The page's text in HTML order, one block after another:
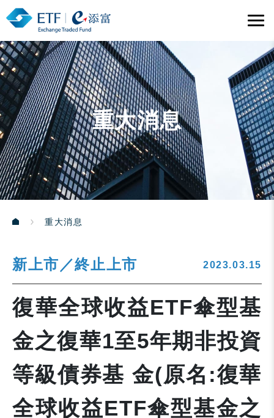
重大消息
重大消息
新上市／終止上市 2023.03.15
復華全球收益ETF傘型基
金之復華1至5年期非投資
等級債券基 金(原名:復華
全球收益ETF傘型基金之